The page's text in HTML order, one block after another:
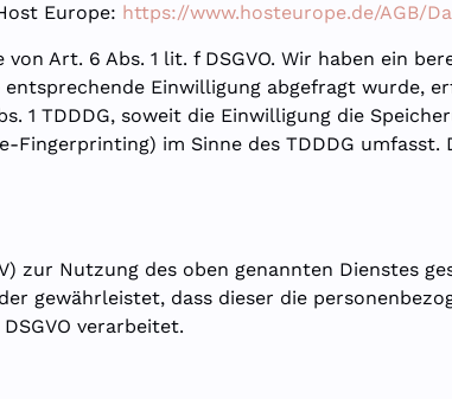
Europe: https://www.hosteurope.de/AGB/
Art. 6 Abs. 1 lit. f DSGVO. Wir haben ein
Einwilligung abgefragt wurde,
1 TDDDG, soweit die Einwilligung die
im Sinne des TDDDG
zur Nutzung des oben genannten Dienstes
gewährleistet, dass dieser die
verarbeitet.